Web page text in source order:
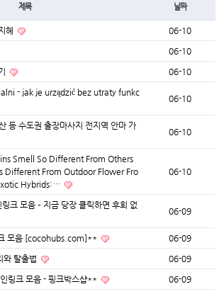
제목 날짜
혜 06-10
06-10
06-10
- jak je urządzić bez utraty funkc
06-10
등 수도권 출장마사지 전지역 안마 가
06-10
Smell So Different From Others
Different From Outdoor Flower Fro
Hybrids:…
06-10
크 모음 – 지금 당장 클릭하면 후회 없
06-09
모음 [cocohubs.com]** 06-09
와 탈출법 06-09
링크 모음 - 핑크박스샵** 06-09